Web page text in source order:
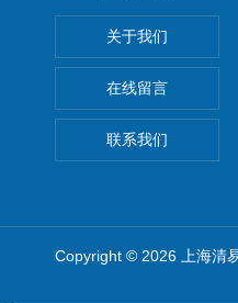
关于我们
在线留言
联系我们
Copyright © 2026 上海清